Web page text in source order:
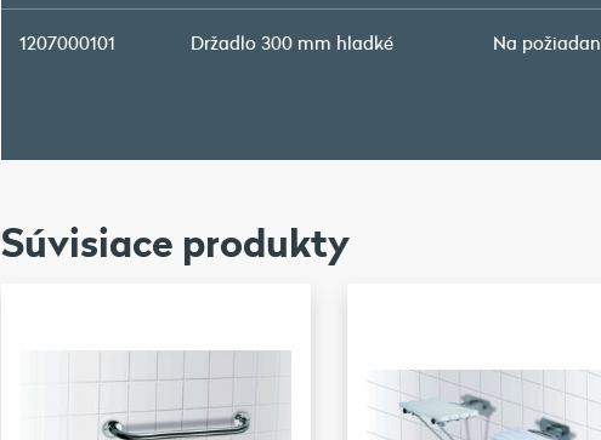
1207000101 Držadlo 300 mm hladké Na
Súvisiace produkty